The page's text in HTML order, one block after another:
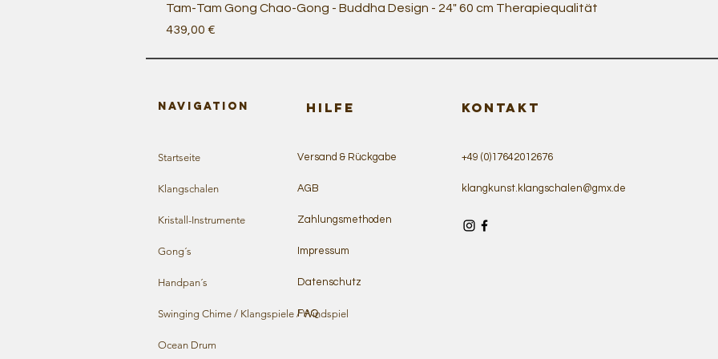
Schnellansicht
Tam-Tam Gong Chao-Gong - Buddha Design - 24" 60 cm Therapiequalität
Preis
439,00 €
Navigation HILFE
Startseite
Klangschalen
Kristall-Instrumente
Gong´s
Handpan´s
Swinging Chime / Klangspiele / Windspiel
Ocean Drum
Versand & Rückgabe
AGB
Zahlungsmethoden
Impressum
Datenschutz
FAQ
KONTAKT
+49 (0)17642012676
klangkunst.klangschalen@gmx.de